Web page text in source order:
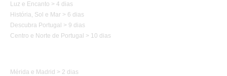
Luz e Encanto > 4 dias
História, Sol e Mar > 6 dias
Descubra Portugal > 9 dias
Centro e Norte de Portugal > 10 dias
Mérida e Madrid > 2 dias